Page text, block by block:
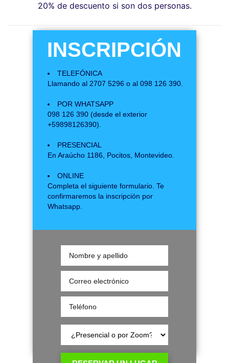
20% de descuento si son dos personas.
INSCRIPCIÓN
TELEFÓNICA
Llamando al 2707 5296 o al 098 126 390.
POR WHATSAPP
098 126 390 (desde el exterior
+59898126390).
PRESENCIAL
En Araúcho 1186, Pocitos, Montevideo.
ONLINE
Completa el siguiente formulario. Te
confirmaremos la inscripción por
Whatsapp.